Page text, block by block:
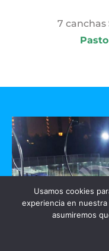
7 canchas
Usamos cookies
experiencia en
asumiremos